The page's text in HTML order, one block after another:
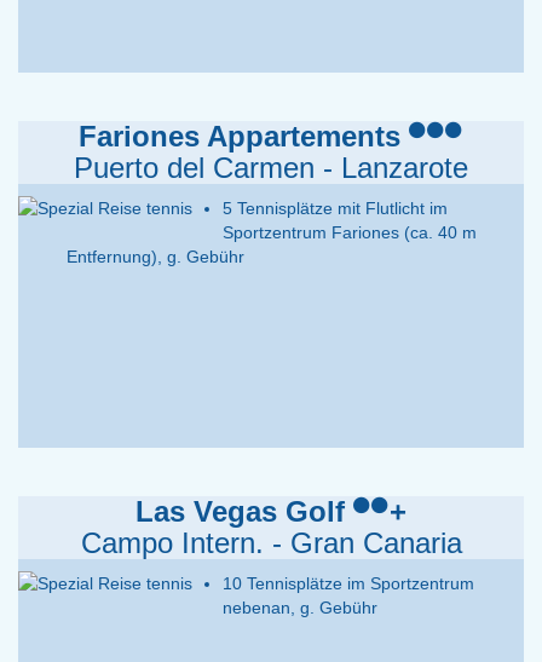
Fariones Appartements
Puerto del Carmen - Lanzarote
5 Tennisplätze mit Flutlicht im
Sportzentrum Fariones (ca. 40 m
Entfernung), g. Gebühr
Las Vegas Golf
+
Campo Intern. - Gran Canaria
10 Tennisplätze im Sportzentrum
nebenan, g. Gebühr